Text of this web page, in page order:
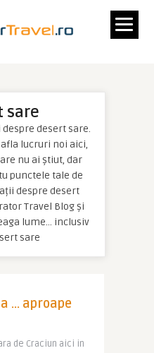
sare
desert sare.
lucruri noi aici,
nu ai știut, dar
punctele tale de
despre desert
Travel Blog și
lume… inclusiv
sare
… aproape
de Craciun aici in